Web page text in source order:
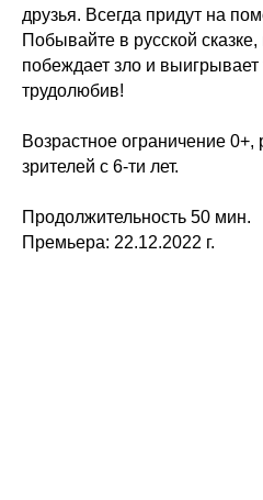
друзья. Всегда придут на
Побывайте в русской сказке,
побеждает зло и выигрывает
трудолюбив!
Возрастное ограничение
зрителей с 6-ти лет.
Продолжительность 50 мин.
Премьера: 22.12.2022 г.